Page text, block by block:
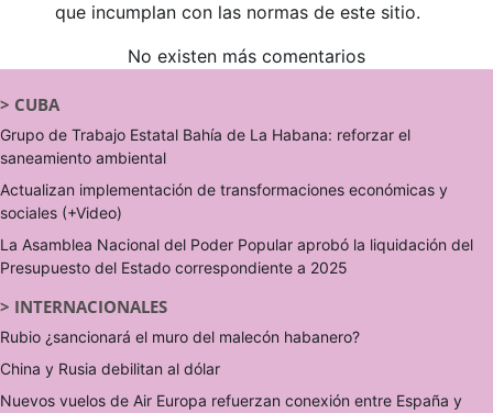
que incumplan con las normas de este sitio.
No existen más comentarios
> CUBA
Grupo de Trabajo Estatal Bahía de La Habana: reforzar el
saneamiento ambiental
Actualizan implementación de transformaciones económicas y
sociales (+Video)
La Asamblea Nacional del Poder Popular aprobó la liquidación del
Presupuesto del Estado correspondiente a 2025
> INTERNACIONALES
Rubio ¿sancionará el muro del malecón habanero?
China y Rusia debilitan al dólar
Nuevos vuelos de Air Europa refuerzan conexión entre España y